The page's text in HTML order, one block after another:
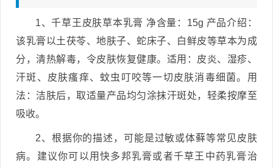
1、千草王皮肤草本乳膏 净含量：15g 产品介绍：
该乳膏以土茯苓、地肤子、蛇床子、白鲜皮等草本为成
分，清热解毒，令皮肤恢复健康。适用：皮炎、湿疹、
汗斑、皮肤瘙痒、蚊虫叮咬等一切皮肤消毒细菌。用
法：洁肤后，取适量产品均匀涂抹汗斑处，轻柔按摩至
吸收。
2、根据你的描述，可能是过敏或体藓等常见皮肤
病。建议你可以用快多邦乳膏或者千草王中药乳膏治